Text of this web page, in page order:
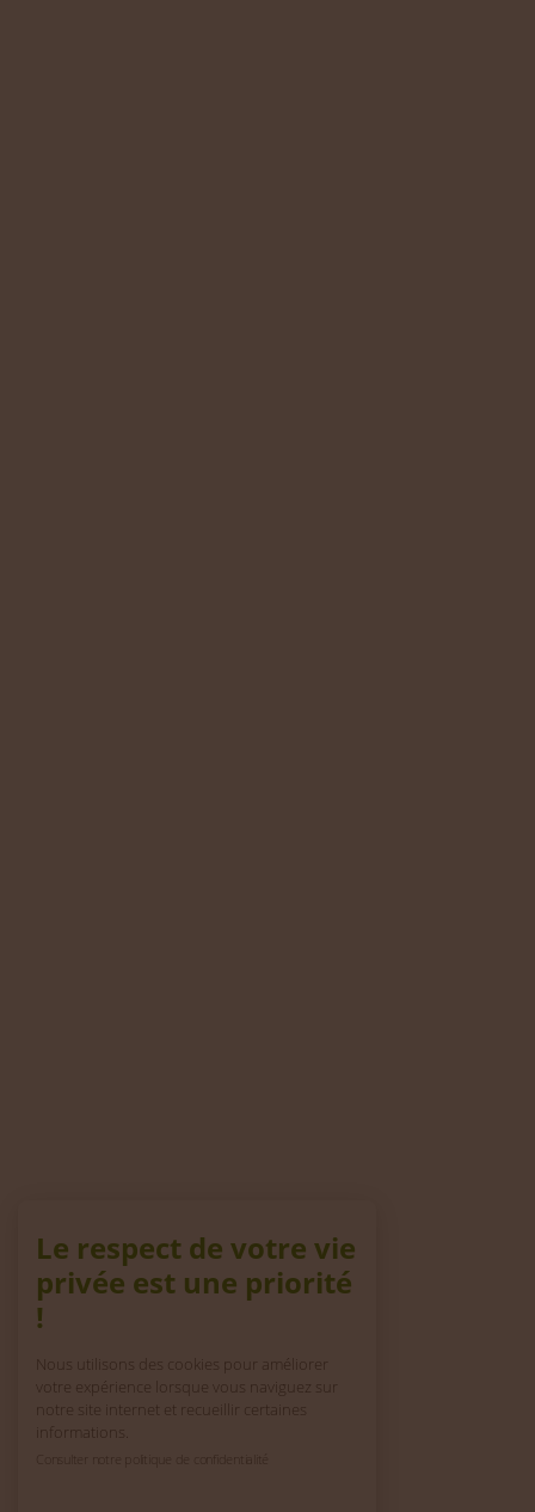
Le respect de votre vie
privée est une priorité
!
Nous utilisons des cookies pour améliorer
votre expérience lorsque vous naviguez sur
notre site internet et recueillir certaines
informations.